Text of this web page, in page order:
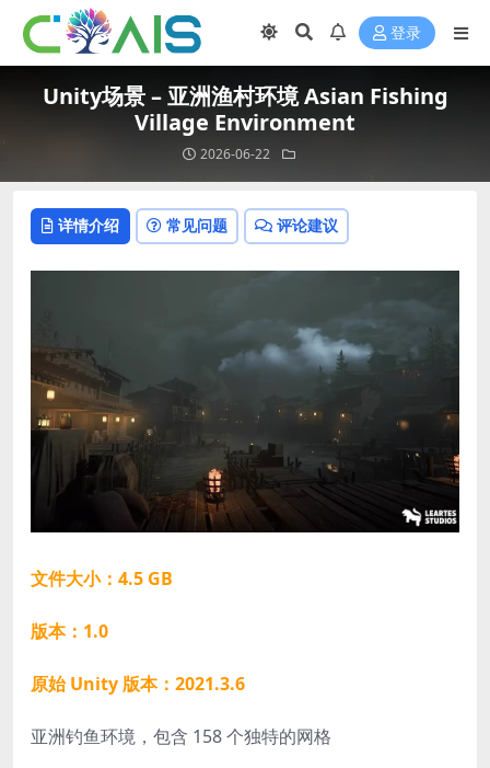
登录
Unity场景 – 亚洲渔村环境 Asian Fishing
Village Environment
2026-06-22
详情介绍 常见问题 评论建议
文件大小：4.5 GB
版本：1.0
原始 Unity 版本：2021.3.6
亚洲钓鱼环境，包含 158 个独特的网格